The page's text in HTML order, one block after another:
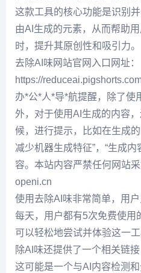
这款工具的核心功能是识别
由AI生成的元素，从而帮助
时，提升其原创性和吸引力。
去除AI味网站官网入口网址：
https://
办*公*人*导*航提醒，除了使
外，对于使用AI生成的内容
候，进行提示，比如在生成
减少机器生成特征”，“生成
容。本站内容严禁任何网站
openi.cn
使用去除AI味非常简单，用
每天，用户都有5次免费使用
可以轻松地尝试并体验这一
除AI味还提供了一个相关链
这可能是一个与AI内容检测